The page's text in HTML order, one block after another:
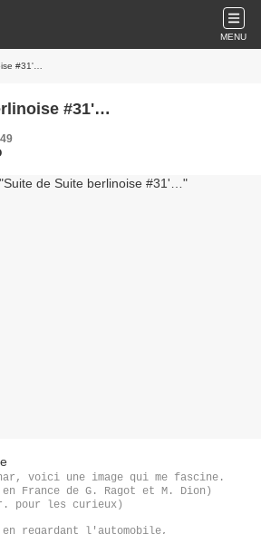
MENU
#31'…
#31'…
voici une image qui me fascine.
France de G. Ragot et M. Dion)
pour les curieux)
regardant l'automobile,